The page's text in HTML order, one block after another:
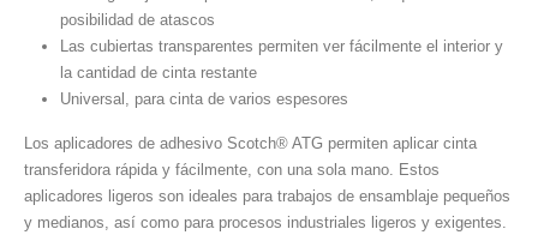
posibilidad de atascos
Las cubiertas transparentes permiten ver fácilmente el interior y
la cantidad de cinta restante
Universal, para cinta de varios espesores
Los aplicadores de adhesivo Scotch® ATG permiten aplicar cinta
transferidora rápida y fácilmente, con una sola mano. Estos
aplicadores ligeros son ideales para trabajos de ensamblaje pequeños
y medianos, así como para procesos industriales ligeros y exigentes.